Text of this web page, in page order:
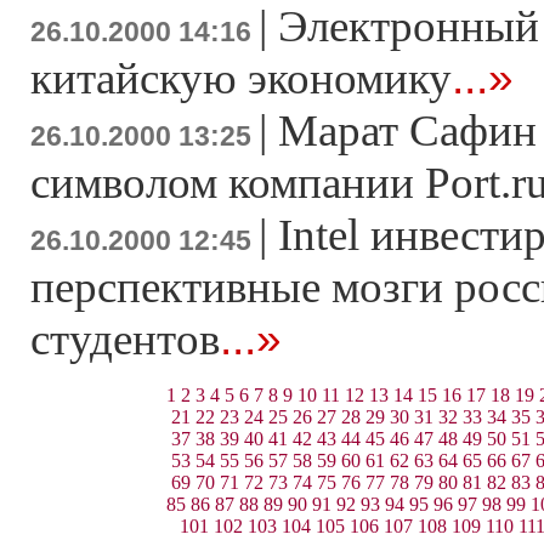
26.10.2000 14:16 | Электронный
китайскую экономику...»
26.10.2000 13:25 | Марат Сафин
символом компании
26.10.2000 12:45 | Intel
перспективные мозги
студентов...»
1 2 3 4 5 6 7 8 9 10 11 12 13 14 15 16 17 18 19
21 22 23 24 25 26 27 28 29 30 31 32 33 34 35
37 38 39 40 41 42 43 44 45 46 47 48 49 50 51
53 54 55 56 57 58 59 60 61 62 63 64 65 66 67
69 70 71 72 73 74 75 76 77 78 79 80 81 82 83
85 86 87 88 89 90 91 92 93 94 95 96 97 98 99
101 102 103 104 105 106 107 108 109 110 111